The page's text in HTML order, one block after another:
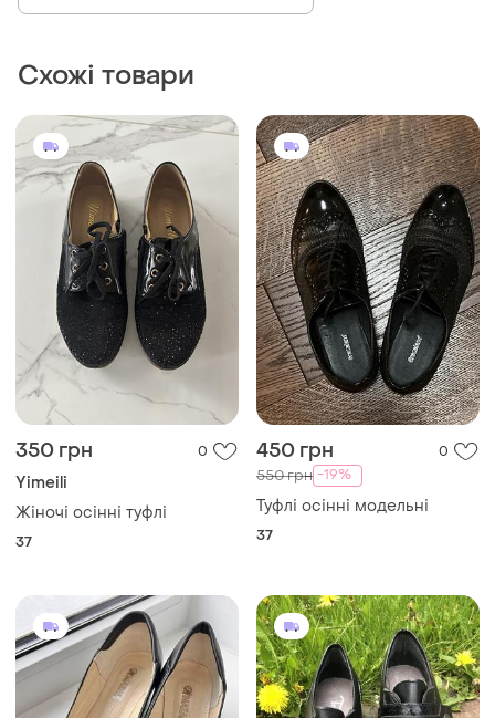
Схожі товари
350 грн 0
Yimeili
Жіночі осінні туфлі
37
450 грн 0
550 грн -19%
Туфлі осінні модельні
37